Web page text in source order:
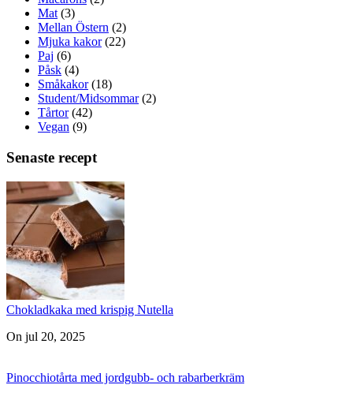
Mat (3)
Mellan Östern (2)
Mjuka kakor(22)
Paj (6)
Påsk (4)
Småkakor(18)
Student/Midsommar(2)
Tårtor(42)
Vegan (9)
Senaste recept
Chokladkaka med krispig Nutella
On jul 20, 2025
Pinocchiotårta med jordgubb- och rabarberkräm